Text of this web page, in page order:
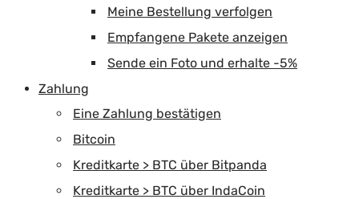
Meine Bestellung verfolgen
Empfangene Pakete anzeigen
Sende ein Foto und erhalte -5%
Zahlung
Eine Zahlung bestätigen
Bitcoin
Kreditkarte > BTC über Bitpanda
Kreditkarte > BTC über IndaCoin